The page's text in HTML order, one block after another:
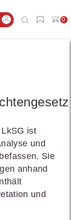
0
ist
und
Sie
anhand
und